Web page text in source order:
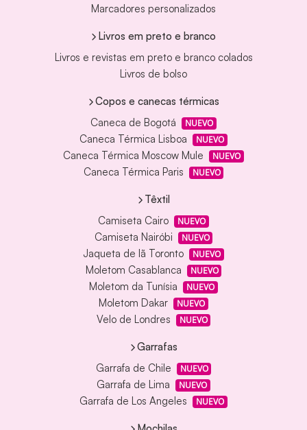
Marcadores personalizados
Livros em preto e branco
Livros e revistas em preto e branco colados
Livros de bolso
Copos e canecas térmicas
Caneca de Bogotá
NUEVO
Caneca Térmica Lisboa NUEVO
Caneca Térmica Moscow Mule NUEVO
Caneca Térmica Paris NUEVO
Têxtil
Camiseta Cairo
NUEVO
Camiseta Nairóbi NUEVO
Jaqueta de lã Toronto NUEVO
Moletom Casablanca NUEVO
Moletom da Tunísia NUEVO
Moletom Dakar NUEVO
Velo de Londres NUEVO
Garrafas
Garrafa de Chile
NUEVO
Garrafa de Lima NUEVO
Garrafa de Los Angeles NUEVO